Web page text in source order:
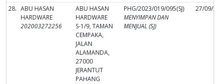
28. ABU HASAN
HARDWARE
202003272256
ABU HASAN
HARDWARE
S-1/9, TAMAN
CEMPAKA,
JALAN
ALAMANDA,
27000
JERANTUT
PAHANG
PHG/2023/019/095(SJ)
MENYIMPAN DAN
MENJUAL (SJ)
27/09/